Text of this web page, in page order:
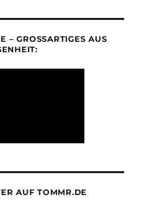
– GROSSARTIGES AUS D
AUF TOMMR.DE